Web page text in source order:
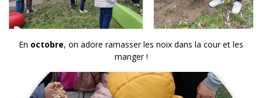
En octobre, on adore ramasser les noix dans la cour et les
manger !